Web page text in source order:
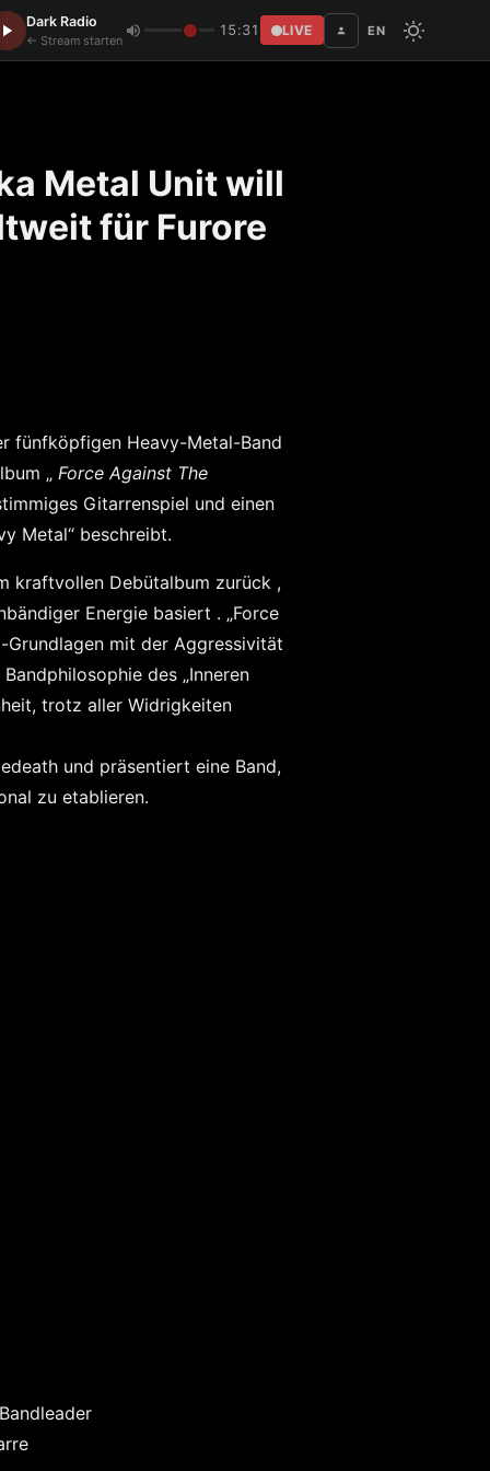
Dark Radio
← Stream starten
15:31 LIVE EN
Metal Unit will
für Furore
fünfköpfigen Heavy-Metal-Band
„ Force Against The
Gitarrenspiel und einen
Metal“ beschreibt.
kraftvollen Debütalbum zurück ,
Energie basiert . „Force
Grundlagen mit der Aggressivität
des „Inneren
trotz aller Widrigkeiten
und präsentiert eine Band,
zu etablieren.